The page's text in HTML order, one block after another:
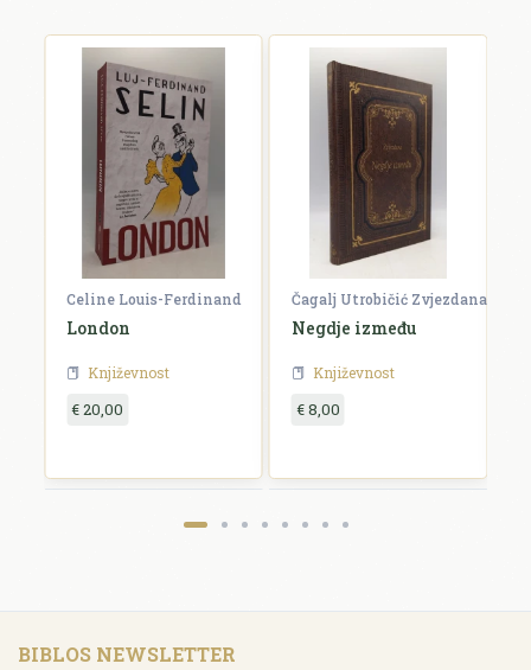
Celine Louis-Ferdinand
London
Književnost
€ 20,00
Čagalj Utrobičić Zvjezdana
Negdje između
Književnost
€ 8,00
BIBLOS NEWSLETTER